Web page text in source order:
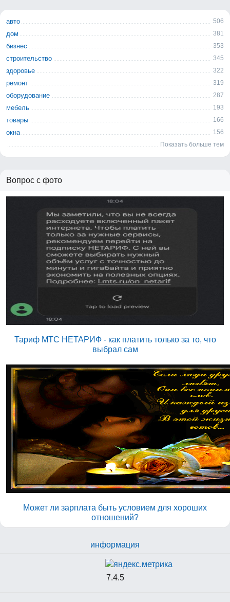
506
авто
381
дом
353
бизнес
345
строительство
322
здоровье
319
ремонт
287
оборудование
193
мебель
166
товары
156
окна
Показать больше тем
Вопрос с фото
Тариф МТС НЕТАРИФ - как платить только за то, что
выбрал сам
Может ли зарплата быть условием для хороших
отношений?
информация
7.4.5